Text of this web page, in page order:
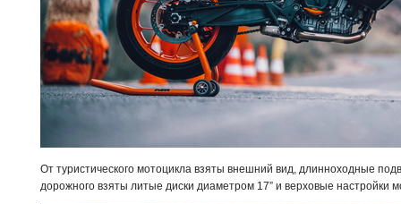
От туристического мотоцикла взяты внешний вид, длинноходные
дорожного взяты литые диски диаметром 17” и верховые настройки